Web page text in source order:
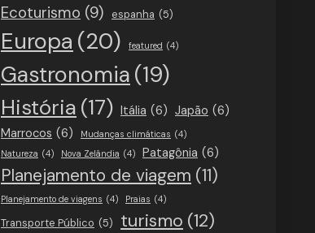
Ecoturismo (9) espanha (5)
Europa (20) featured (4)
Gastronomia (19)
História (17) Itália (6) Japão (6)
Marrocos (6) Mudanças climáticas (4)
Natureza (4) Nova Zelândia (4) Patagônia (6)
Planejamento de viagem (11)
Planejamento de viagens (4) Praias (4)
Transporte Público (5) turismo (12)